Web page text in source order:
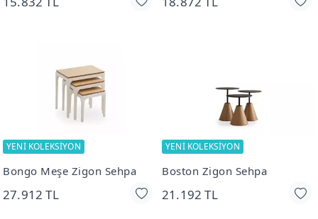
YENİ KOLEKSİYON
Bongo Meşe Zigon Sehpa
27.912 TL
YENİ KOLEKSİYON
Boston Zigon Sehpa
21.192 TL